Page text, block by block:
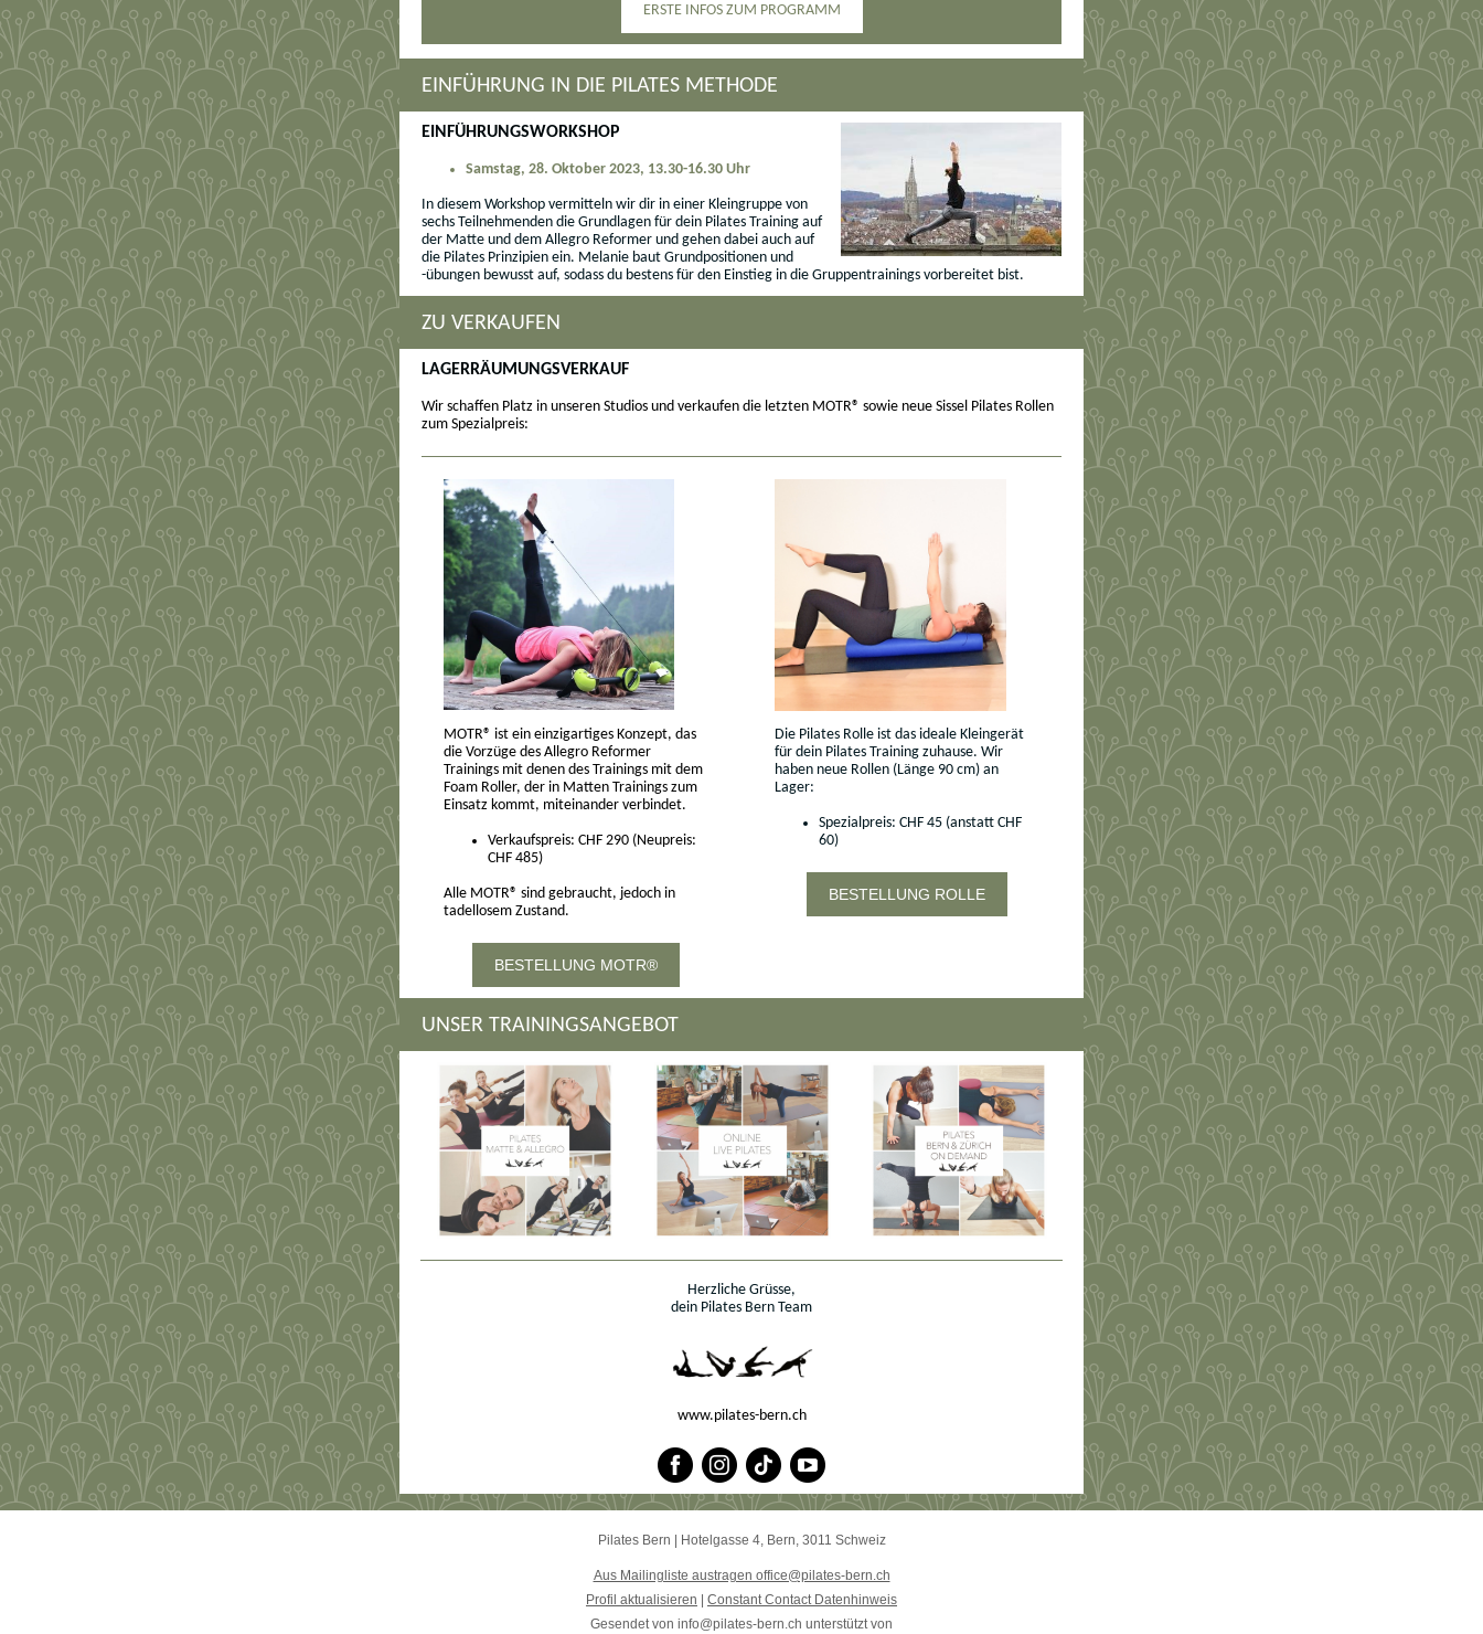
ERSTE INFOS ZUM PROGRAMM
EINFÜHRUNG IN DIE PILATES METHODE
EINFÜHRUNGSWORKSHOP
Samstag, 28. Oktober 2023, 13.30-16.30 Uhr
In diesem Workshop vermitteln wir dir in einer Kleingruppe von
sechs Teilnehmenden die Grundlagen für dein Pilates Training auf
der Matte und dem Allegro Reformer und gehen dabei auch auf
die Pilates Prinzipien ein. Melanie baut Grundpositionen und
-übungen bewusst auf, sodass du bestens für den Einstieg in die Gruppentrainings vorbereitet bist.
ZU VERKAUFEN
LAGERRÄUMUNGSVERKAUF
Wir schaffen Platz in unseren Studios und verkaufen die letzten MOTR® sowie neue Sissel Pilates Rollen
zum Spezialpreis:
MOTR® ist ein einzigartiges Konzept, das
die Vorzüge des Allegro Reformer
Trainings mit denen des Trainings mit dem
Foam Roller, der in Matten Trainings zum
Einsatz kommt, miteinander verbindet.
Verkaufspreis: CHF 290 (Neupreis:
CHF 485)
Alle MOTR® sind gebraucht, jedoch in
tadellosem Zustand.
BESTELLUNG MOTR®
Die Pilates Rolle ist das ideale Kleingerät
für dein Pilates Training zuhause. Wir
haben neue Rollen (Länge 90 cm) an
Lager:
Spezialpreis: CHF 45 (anstatt CHF
60)
BESTELLUNG ROLLE
UNSER TRAININGSANGEBOT
Herzliche Grüsse,
dein Pilates Bern Team
www.pilates-bern.ch
Pilates Bern Hotelgasse 4, Bern, 3011 Schweiz
Aus Mailingliste austragen office@pilates-bern.ch
Profil aktualisieren
Constant Contact Datenhinweis
Gesendet von info@pilates-bern.ch unterstützt von